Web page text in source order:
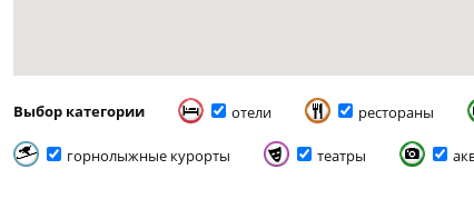
Выбор категории отели рестораны
горнолыжные курорты театры